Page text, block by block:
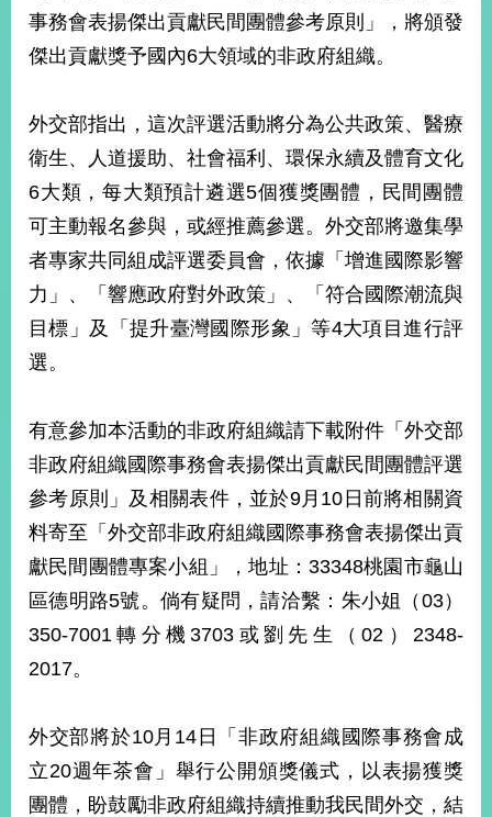
不
落
國
海
和
平
護
照
回
首
頁
網
站
覽
關
本
部
新
聞
中
心
交
資
國
家
與
地
事務會表揚傑出貢獻民間團體參考原則」，將頒發
傑出貢獻獎予國內6大領域的非政府組織。
外交部指出，這次評選活動將分為公共政策、醫療
衛生、人道援助、社會福利、環保永續及體育文化
6大類，每大類預計遴選5個獲獎團體，民間團體
可主動報名參與，或經推薦參選。外交部將邀集學
者專家共同組成評選委員會，依據「增進國際影響
力」、「響應政府對外政策」、「符合國際潮流與
目標」及「提升臺灣國際形象」等4大項目進行評
選。
有意參加本活動的非政府組織請下載附件「外交部
非政府組織國際事務會表揚傑出貢獻民間團體評選
參考原則」及相關表件，並於9月10日前將相關資
料寄至「外交部非政府組織國際事務會表揚傑出貢
獻民間團體專案小組」，地址：33348桃園市龜山
區德明路5號。倘有疑問，請洽繫：朱小姐（03）
350-7001轉分機3703或劉先生（02）2348-
2017。
外交部將於10月14日「非政府組織國際事務會成
立20週年茶會」舉行公開頒獎儀式，以表揚獲獎
團體，盼鼓勵非政府組織持續推動我民間外交，結